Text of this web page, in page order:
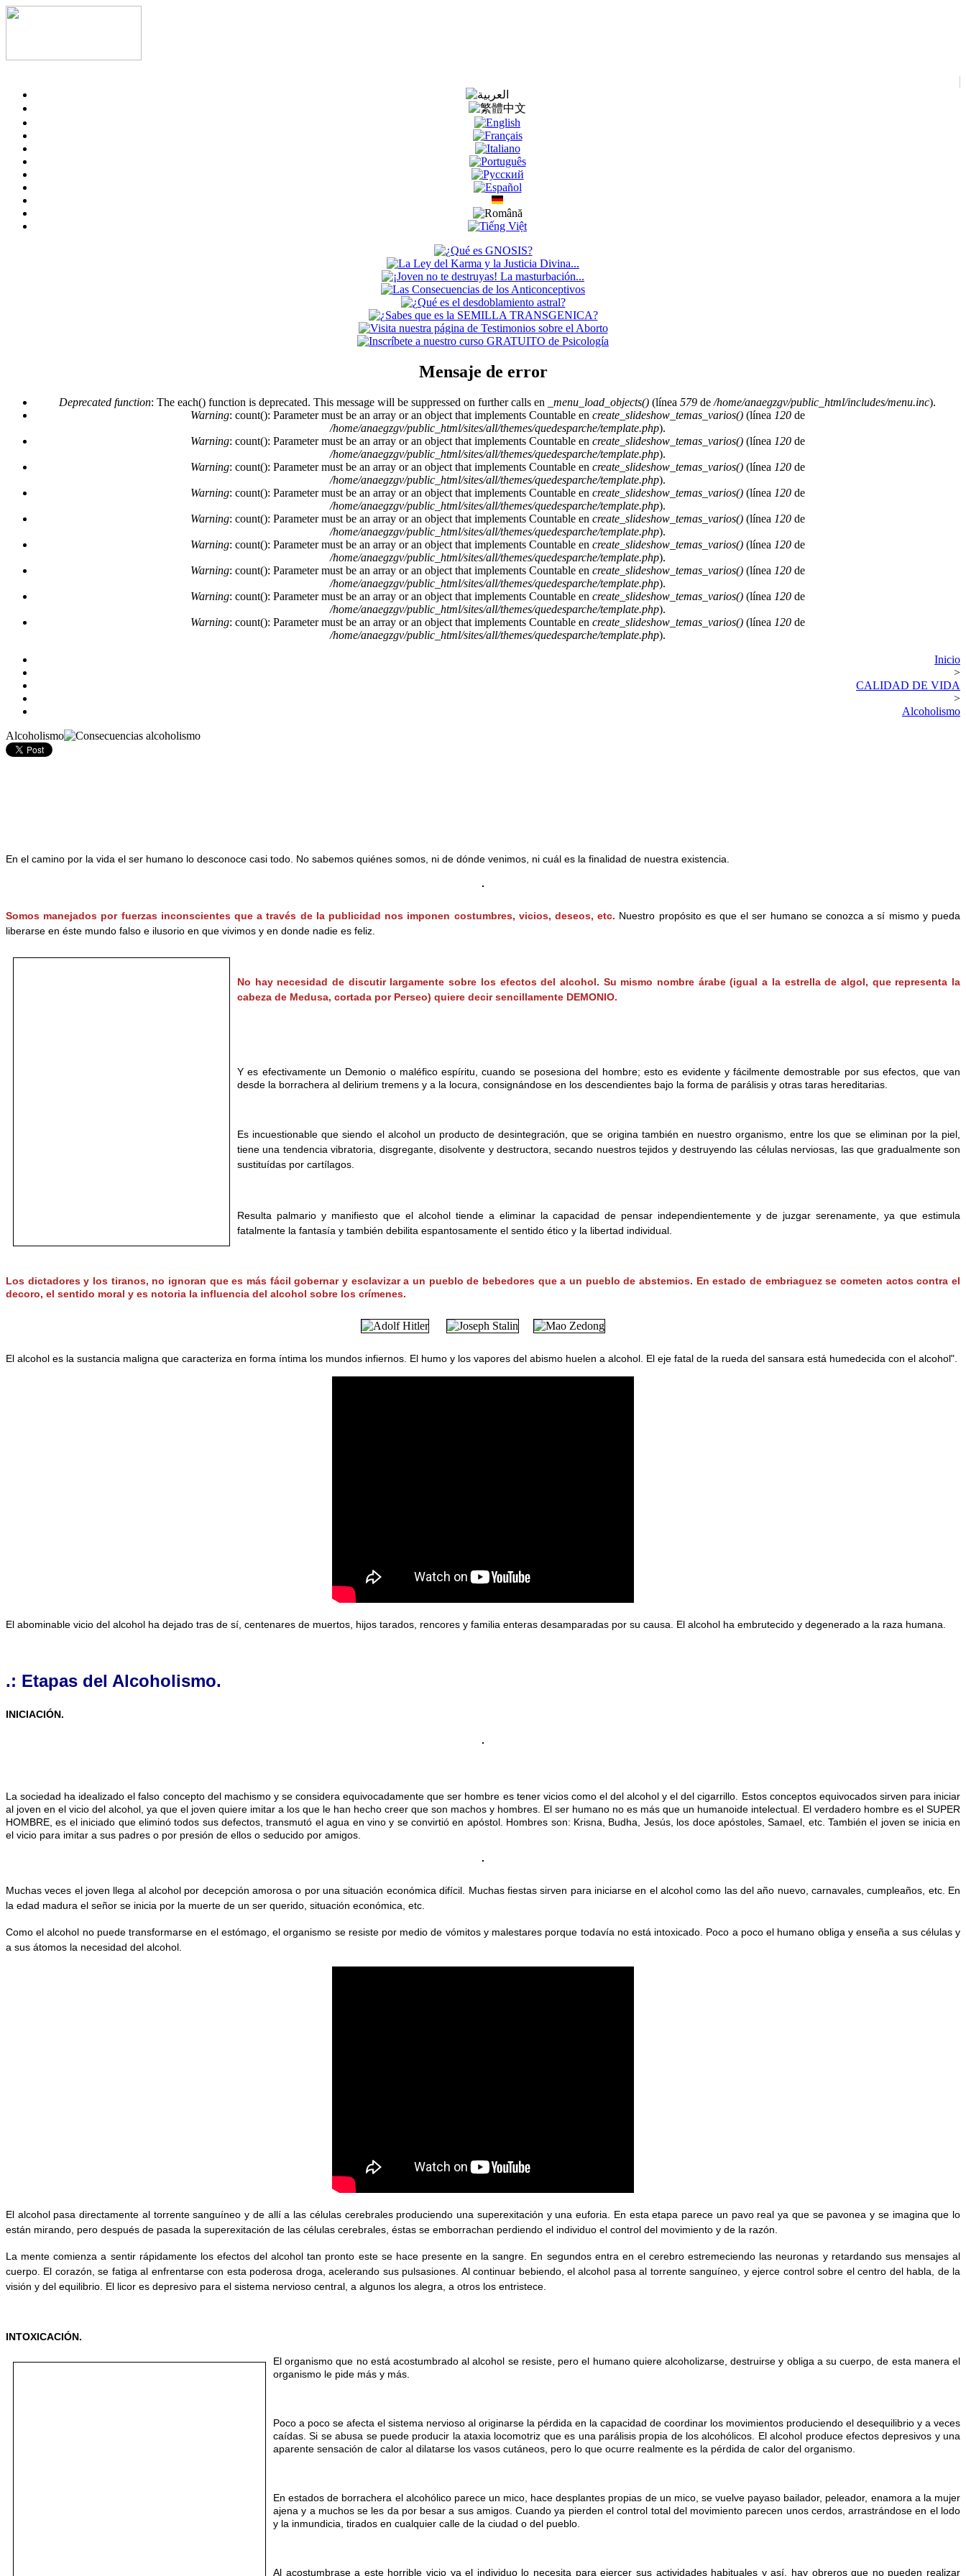
Mensaje de error
Deprecated function: The each() function is deprecated. This message will be suppressed on further calls en _menu_load_objects() (línea 579 de /home/anaegzgv/public_html/includes/menu.inc).
Warning: count(): Parameter must be an array or an object that implements Countable en create_slideshow_temas_varios()(línea 120de
/home/anaegzgv/public_html/sites/all/themes/quedesparche/template.php).
Warning: count(): Parameter must be an array or an object that implements Countable en create_slideshow_temas_varios()(línea 120de
/home/anaegzgv/public_html/sites/all/themes/quedesparche/template.php).
Warning: count(): Parameter must be an array or an object that implements Countable en create_slideshow_temas_varios()(línea 120de
/home/anaegzgv/public_html/sites/all/themes/quedesparche/template.php).
Warning: count(): Parameter must be an array or an object that implements Countable en create_slideshow_temas_varios()(línea 120de
/home/anaegzgv/public_html/sites/all/themes/quedesparche/template.php).
Warning: count(): Parameter must be an array or an object that implements Countable en create_slideshow_temas_varios()(línea 120de
/home/anaegzgv/public_html/sites/all/themes/quedesparche/template.php).
Warning: count(): Parameter must be an array or an object that implements Countable en create_slideshow_temas_varios()(línea 120de
/home/anaegzgv/public_html/sites/all/themes/quedesparche/template.php).
Warning: count(): Parameter must be an array or an object that implements Countable en create_slideshow_temas_varios()(línea 120de
/home/anaegzgv/public_html/sites/all/themes/quedesparche/template.php).
Warning: count(): Parameter must be an array or an object that implements Countable en create_slideshow_temas_varios()(línea 120de
/home/anaegzgv/public_html/sites/all/themes/quedesparche/template.php).
Warning: count(): Parameter must be an array or an object that implements Countable en create_slideshow_temas_varios()(línea 120de
/home/anaegzgv/public_html/sites/all/themes/quedesparche/template.php).
Inicio
>
CALIDAD DE VIDA
>
Alcoholismo
Alcoholismo
En el camino por la vida el ser humano lo desconoce casi todo. No sabemos quiénes somos, ni de dónde venimos, ni cuál es la finalidad de nuestra existencia.
Somos manejados por fuerzas inconscientes que a través de la publicidad nos imponen costumbres, vicios, deseos, etc. Nuestro propósito es que el ser humano se conozca a sí mismo y pueda
liberarse en éste mundo falso e ilusorio en que vivimos y en donde nadie es feliz.
No hay necesidad de discutir largamente sobre los efectos del alcohol. Su mismo nombre árabe (igual a la estrella de algol, que representa la
cabeza de Medusa, cortada por Perseo) quiere decir sencillamente DEMONIO.
Y es efectivamente un Demonio o maléfico espíritu, cuando se posesiona del hombre; esto es evidente y fácilmente demostrable por sus efectos, que van
desde la borrachera al delirium tremens y a la locura, consignándose en los descendientes bajo la forma de parálisis y otras taras hereditarias.
Es incuestionable que siendo el alcohol un producto de desintegración, que se origina también en nuestro organismo, entre los que se eliminan por la piel,
tiene una tendencia vibratoria, disgregante, disolvente y destructora, secando nuestros tejidos y destruyendo las células nerviosas, las que gradualmente son
sustituídas por cartílagos.
Resulta palmario y manifiesto que el alcohol tiende a eliminar la capacidad de pensar independientemente y de juzgar serenamente, ya que estimula
fatalmente la fantasía y también debilita espantosamente el sentido ético y la libertad individual.
Los dictadores y los tiranos, no ignoran que es más fácil gobernar y esclavizar a un pueblo de bebedores que a un pueblo de abstemios. En estado de embriaguez se cometen actos contra el
decoro, el sentido moral y es notoria la influencia del alcohol sobre los crímenes.
El alcohol es la sustancia maligna que caracteriza en forma íntima los mundos infiernos. El humo y los vapores del abismo huelen a alcohol. El eje fatal de la rueda del sansara está humedecida con el alcohol".
El abominable vicio del alcohol ha dejado tras de sí, centenares de muertos, hijos tarados, rencores y familia enteras desamparadas por su causa. El alcohol ha embrutecido y degenerado a la raza humana.
.: Etapas del Alcoholismo.
INICIACIÓN.
La sociedad ha idealizado el falso concepto del machismo y se considera equivocadamente que ser hombre es tener vicios como el del alcohol y el del cigarrillo. Estos conceptos equivocados sirven para iniciar
al joven en el vicio del alcohol, ya que el joven quiere imitar a los que le han hecho creer que son machos y hombres. El ser humano no es más que un humanoide intelectual. El verdadero hombre es el SUPER
HOMBRE, es el iniciado que eliminó todos sus defectos, transmutó el agua en vino y se convirtió en apóstol. Hombres son: Krisna, Budha, Jesús, los doce apóstoles, Samael, etc. También el joven se inicia en
el vicio para imitar a sus padres o por presión de ellos o seducido por amigos
Muchas veces el joven llega al alcohol por decepción amorosa o por una situación económica difícil. Muchas fiestassirven para iniciarse en el alcohol como las del año nuevo, carnavales, cumpleaños, etc. En
la edad madura el señor se inicia por la muerte de un ser querido, situación económica, etc.
Como el alcohol no puede transformarse en el estómago, el organismo se resiste por medio de vómitos y malestares porque todavía no está intoxicado. Poco a poco el humano obliga y enseña a sus células y
a sus átomos la necesidad del alcohol.
El alcohol pasa directamente al torrente sanguíneo y de allí a las células cerebrales produciendo una superexitación y una euforia. En esta etapa parece un pavo real ya que se pavonea y se imagina que lo
están mirando, pero después de pasada la superexitación de las células cerebrales, éstas se emborrachan perdiendo el individuo el control del movimiento y de la razón.
La mente comienza a sentir rápidamente los efectos del alcohol tan pronto este se hace presente en la sangre. En segundos entra en el cerebro estremeciendo las neuronas y retardando sus mensajes al
cuerpo. El corazón, se fatiga al enfrentarse con esta poderosa droga, acelerando sus pulsasiones. Al continuar bebiendo, el alcohol pasa al torrente sanguíneo, y ejerce control sobre el centro del habla, de la
visión y del equilibrio. El licor es depresivo para el sistema nervioso central, a algunos los alegra, a otros los entristece.
INTOXICACIÓN.
El organismo que no está acostumbrado al alcohol se resiste, pero el humano quiere alcoholizarse, destruirse y obliga a su cuerpo, de esta manera el
organismo le pide más y más.
Poco a poco se afecta el sistema nervioso al originarse la pérdida en la capacidad de coordinar los movimientos produciendo el desequilibrio y a veces
caídas. Si se abusa se puede producir la ataxia locomotriz que es una parálisis propia de los alcohólicos. El alcohol produce efectos depresivos y una
aparente sensación de calor al dilatarse los vasos cutáneos, pero lo que ocurre realmente es la pérdida de calor del organismo.
En estados de borrachera el alcohólico parece un mico, hace desplantes propias de un mico, se vuelve payaso bailador, peleador, enamora a la mujer
ajena y a muchos se les da por besar a sus amigos. Cuando ya pierden el control total del movimiento parecen unos cerdos, arrastrándose en el lodo
y la inmundicia, tirados en cualquier calle de la ciudad o del pueblo.
Al acostumbrase a este horrible vicio ya el individuo lo necesita para ejercer sus actividades habituales y así, hay obreros que no pueden realizar